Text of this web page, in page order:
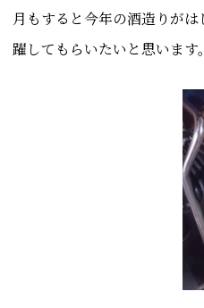
月もすると今年の酒造りが
躍してもらいたいと思います。